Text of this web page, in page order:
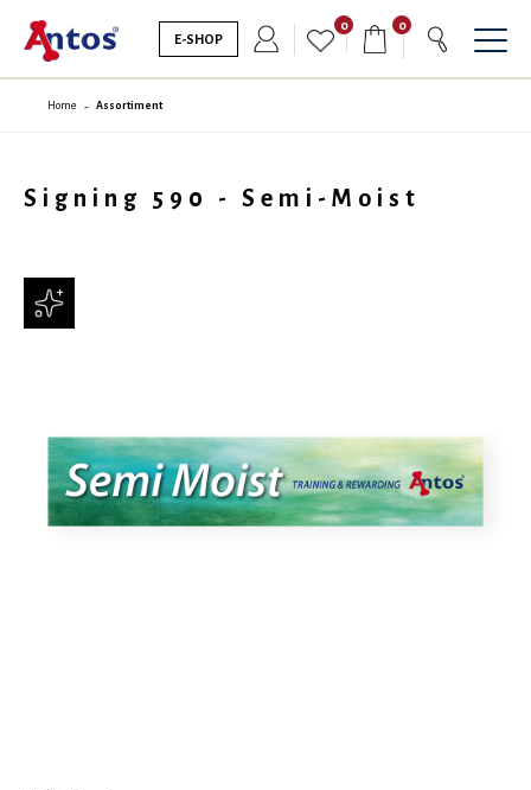
E-SHOP
0 0
Home Assortiment
Signing 590 - Semi-Moist